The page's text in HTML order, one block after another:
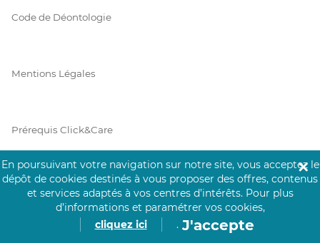
Code de Déontologie
Mentions Légales
Prérequis Click&Care
Protection des Données
En poursuivant votre navigation sur notre site, vous acceptez le
dépôt de cookies destinés à vous proposer des offres, contenus
et services adaptés à vos centres d’intérêts. Pour plus
d’informations et paramétrer vos cookies,
cliquez ici
. J'accepte
✕